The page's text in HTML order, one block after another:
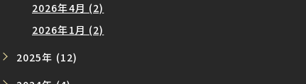
2026年4月 (2)
2026年1月 (2)
2025年 (12)